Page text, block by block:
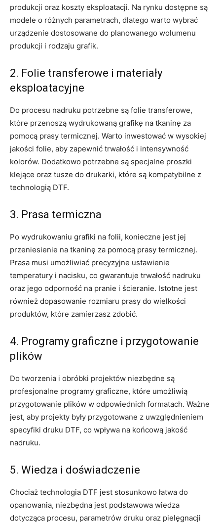
produkcji oraz koszty eksploatacji. Na rynku dostępne są
modele o różnych parametrach, dlatego warto wybrać
urządzenie dostosowane do planowanego wolumenu
produkcji i rodzaju grafik.
2. Folie transferowe i materiały
eksploatacyjne
Do procesu nadruku potrzebne są folie transferowe,
które przenoszą wydrukowaną grafikę na tkaninę za
pomocą prasy termicznej. Warto inwestować w wysokiej
jakości folie, aby zapewnić trwałość i intensywność
kolorów. Dodatkowo potrzebne są specjalne proszki
klejące oraz tusze do drukarki, które są kompatybilne z
technologią DTF.
3. Prasa termiczna
Po wydrukowaniu grafiki na folii, konieczne jest jej
przeniesienie na tkaninę za pomocą prasy termicznej.
Prasa musi umożliwiać precyzyjne ustawienie
temperatury i nacisku, co gwarantuje trwałość nadruku
oraz jego odporność na pranie i ścieranie. Istotne jest
również dopasowanie rozmiaru prasy do wielkości
produktów, które zamierzasz zdobić.
4. Programy graficzne i przygotowanie
plików
Do tworzenia i obróbki projektów niezbędne są
profesjonalne programy graficzne, które umożliwią
przygotowanie plików w odpowiednich formatach. Ważne
jest, aby projekty były przygotowane z uwzględnieniem
specyfiki druku DTF, co wpływa na końcową jakość
nadruku.
5. Wiedza i doświadczenie
Chociaż technologia DTF jest stosunkowo łatwa do
opanowania, niezbędna jest podstawowa wiedza
dotycząca procesu, parametrów druku oraz pielęgnacji